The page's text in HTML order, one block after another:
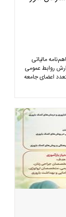
مالیاتی
روابط عمومی
اعضای جامعه